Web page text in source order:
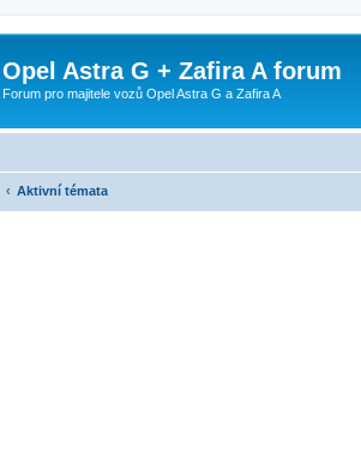
Opel Astra G + Zafira A forum
Forum pro majitele vozů Opel Astra G a Zafira A
Aktivní témata